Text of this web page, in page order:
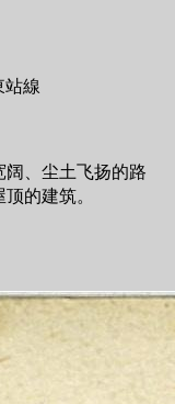
站線
、尘土飞扬的路
的建筑。